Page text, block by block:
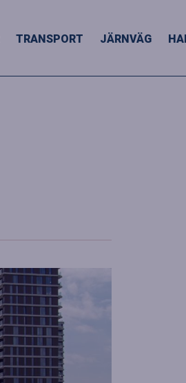
TRANSPORT JÄRNVÄG